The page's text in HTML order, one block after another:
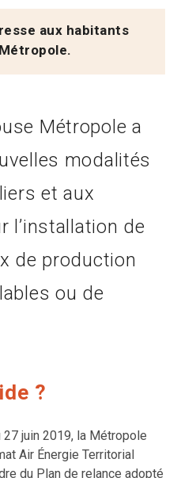
aux habitants
Métropole a
modalités
et aux
l’installation de
de production
ou de
?
juin 2019, la Métropole
Air Énergie Territorial
du Plan de relance adopté